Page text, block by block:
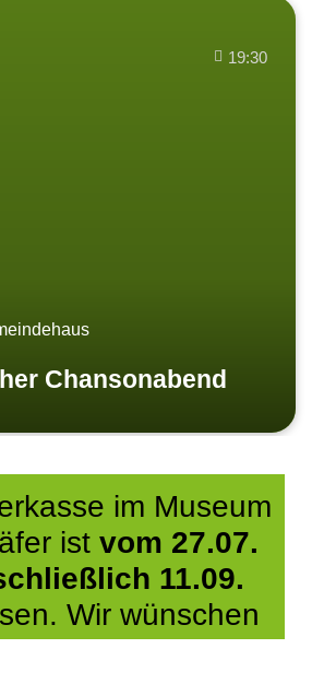
19:30
Chansonabend
im Museum
ist vom 27.07.
11.09.
Wir wünschen
schönen und